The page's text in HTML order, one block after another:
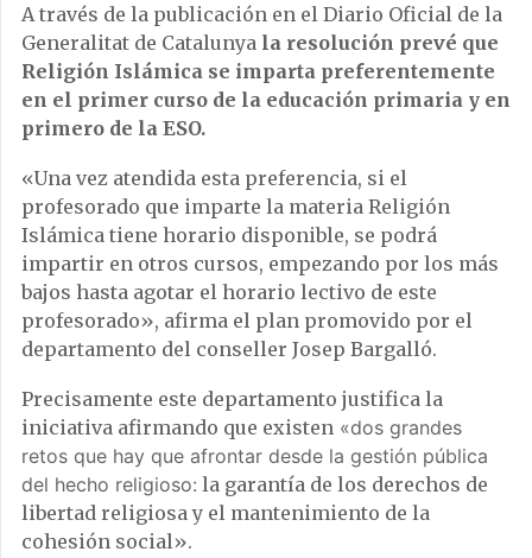
A través de la publicación en el Diario Oficial de la
Generalitat de Catalunya la resolución prevé que
Religión Islámica se imparta preferentemente
en el primer curso de la educación primaria y en
primero de la ESO.
«Una vez atendida esta preferencia, si el
profesorado que imparte la materia Religión
Islámica tiene horario disponible, se podrá
impartir en otros cursos, empezando por los más
bajos hasta agotar el horario lectivo de este
profesorado», afirma el plan promovido por el
departamento del conseller Josep Bargalló.
Precisamente este departamento justifica la
iniciativa afirmando que existen «dos grandes
retos que hay que afrontar desde la gestión pública
del hecho religioso: la garantía de los derechos de
libertad religiosa y el mantenimiento de la
cohesión social».